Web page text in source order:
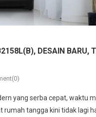
DESAIN BARU,
yang serba cepat, waktu
rumah tangga kini tidak lagi